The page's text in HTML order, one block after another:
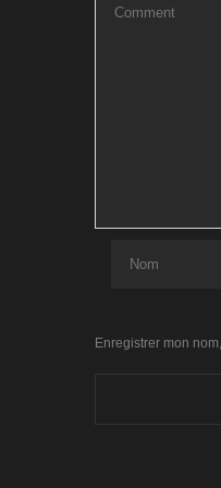
Enregistrer mon